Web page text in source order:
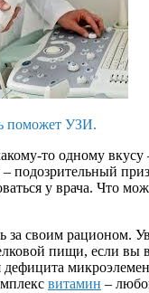
поможет УЗИ.
то одному вкусу
– подозрительный
у врача. Что
за своим рационом.
пищи, если вы
витамин –